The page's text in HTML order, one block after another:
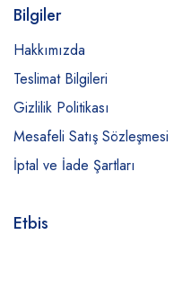
Bilgiler
Hakkımızda
Teslimat Bilgileri
Gizlilik Politikası
Mesafeli Satış Sözleşmesi
İptal ve İade Şartları
Etbis